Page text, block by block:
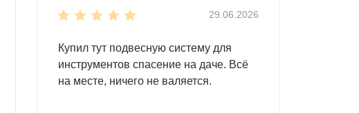
29.06.2026
Купил тут подвесную систему для
инструментов спасение на даче. Всё
на месте, ничего не валяется.